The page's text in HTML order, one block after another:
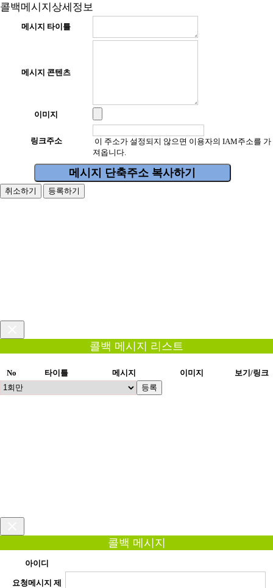
콜백메시지상세정보
메시지 타이틀
메시지 콘텐츠
이미지
링크주소
이 주소가 설정되지 않으면 이용자의 IAM주소를 가
져옵니다.
메시지 단축주소 복사하기
취소하기 등록하기
콜백 메시지 리스트
No 타이틀 메시지 이미지
보기/링크
등록
콜백 메시지
아이디
요청메시지 제